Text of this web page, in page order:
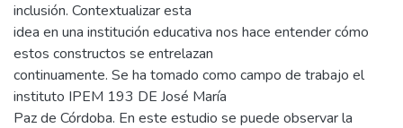
inclusión. Contextualizar esta
idea en una institución educativa nos hace entender cómo
estos constructos se entrelazan
continuamente. Se ha tomado como campo de trabajo el
instituto IPEM 193 DE José María
Paz de Córdoba. En este estudio se puede observar la